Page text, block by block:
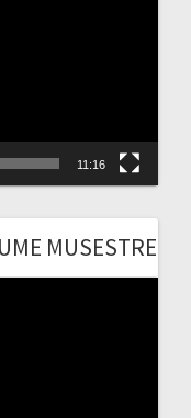
11:16
MUSESTRE